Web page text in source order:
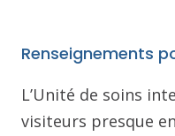
Renseignements
L’Unité de soins
visiteurs presque